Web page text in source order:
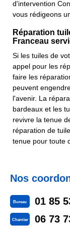
d'intervention
vous rédigeons
Réparation
Franceau
Si les tuiles de
appel pour les
faire les
peuvent
l'avenir. La
bardeaux et les
revivre la tenue
réparation de
tenue pour toute
Nos
Bureau 01 85
Chantier 06 73